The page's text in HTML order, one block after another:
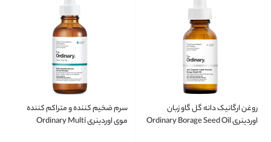
روغن ارگانیک دانه گل گاو زبان
اوردینری Ordinary Borage Seed Oil
سرم ضخیم کننده و متراکم کننده
موی اوردینری Ordinary Multi